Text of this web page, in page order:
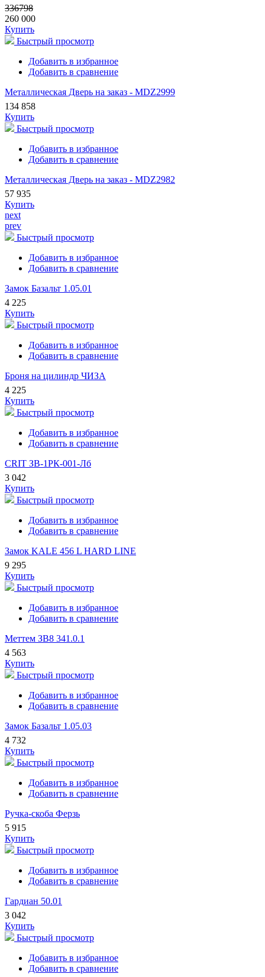
336798
260 000
Купить
Быстрый просмотр
Добавить в избранное
Добавить в сравнение
Металлическая Дверь на заказ - MDZ2999
134 858
Купить
Быстрый просмотр
Добавить в избранное
Добавить в сравнение
Металлическая Дверь на заказ - MDZ2982
57 935
Купить
next
prev
Быстрый просмотр
Добавить в избранное
Добавить в сравнение
Замок Базальт 1.05.01
4 225
Купить
Быстрый просмотр
Добавить в избранное
Добавить в сравнение
Броня на цилиндр ЧИЗА
4 225
Купить
Быстрый просмотр
Добавить в избранное
Добавить в сравнение
CRIT ЗВ-1РК-001-Лб
3 042
Купить
Быстрый просмотр
Добавить в избранное
Добавить в сравнение
Замок KALE 456 L HARD LINE
9 295
Купить
Быстрый просмотр
Добавить в избранное
Добавить в сравнение
Меттем ЗВ8 341.0.1
4 563
Купить
Быстрый просмотр
Добавить в избранное
Добавить в сравнение
Замок Базальт 1.05.03
4 732
Купить
Быстрый просмотр
Добавить в избранное
Добавить в сравнение
Ручка-скоба Ферзь
5 915
Купить
Быстрый просмотр
Добавить в избранное
Добавить в сравнение
Гардиан 50.01
3 042
Купить
Быстрый просмотр
Добавить в избранное
Добавить в сравнение